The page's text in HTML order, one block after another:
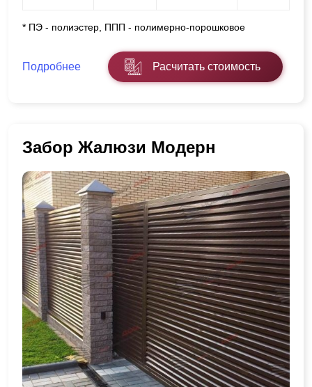
* ПЭ - полиэстер, ППП - полимерно-порошковое
Подробнее Расчитать стоимость
Забор Жалюзи Модерн